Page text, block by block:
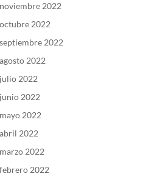
noviembre 2022
octubre 2022
septiembre 2022
agosto 2022
julio 2022
junio 2022
mayo 2022
abril 2022
marzo 2022
febrero 2022